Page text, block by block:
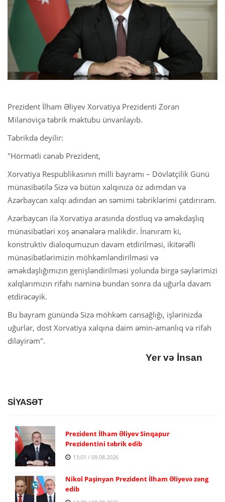
Prezident İlham Əliyev Xorvatiya Prezidenti Zoran
Milanoviçə təbrik məktubu ünvanlayıb.
Təbrikdə deyilir:
"Hörmətli cənab Prezident,
Xorvatiya Respublikasının milli bayramı – Dövlətçilik Günü
münasibətilə Sizə və bütün xalqınıza öz adımdan və
Azərbaycan xalqı adından ən səmimi təbriklərimi çatdırıram.
Azərbaycan ilə Xorvatiya arasında dostluq və əməkdaşlıq
münasibətləri xoş ənənələrə malikdir. İnanıram ki,
konstruktiv dialoqumuzun davam etdirilməsi, ikitərəfli
münasibətlərimizin möhkəmləndirilməsi və
əməkdaşlığımızın genişləndirilməsi yolunda birgə səylərimizi
xalqlarımızın rifahı naminə bundan sonra da uğurla davam
etdirəcəyik.
Bu bayram günündə Sizə möhkəm cansağlığı, işlərinizdə
uğurlar, dost Xorvatiya xalqına daim əmin-amanlıq və rifah
diləyirəm".
Yer və İnsan
SİYASƏT
Prezident İlham Əliyev Sinqapur
Prezidentini təbrik edib
13:01 / 09.08.2026
Nikol Paşinyan Prezident İlham Əliyevə zəng
edib